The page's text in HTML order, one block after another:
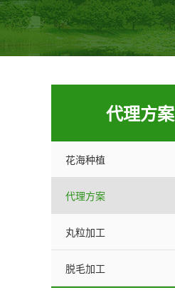
代理方案
花海种植
代理方案
丸粒加工
脱毛加工